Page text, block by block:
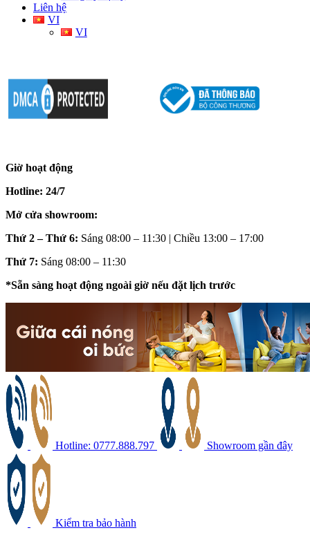
Liên hệ
VI
VI
Giờ hoạt động
Hotline: 24/7
Mở cửa showroom:
Thứ 2 – Thứ 6: Sáng 08:00 – 11:30 | Chiều 13:00 – 17:00
Thứ 7: Sáng 08:00 – 11:30
*Sẵn sàng hoạt động ngoài giờ nếu đặt lịch trước
Hotline: 0777.888.797 Showroom gần đây
Kiểm tra bảo hành